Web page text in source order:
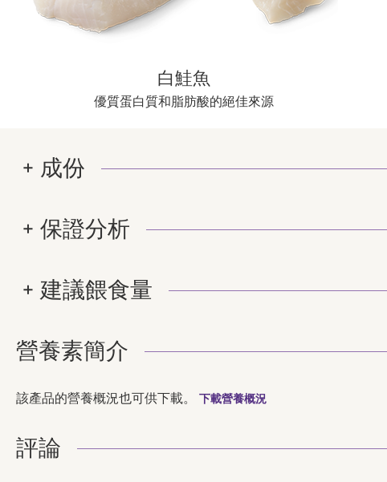
白鮭魚
優質蛋白質和脂肪酸的絕佳來源
成份
保證分析
建議餵食量
營養素簡介
該產品的營養概況也可供下載。 下載營養概況
評論